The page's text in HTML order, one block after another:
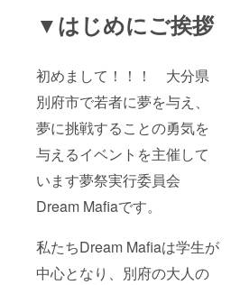
▼はじめにご挨拶
初めまして！！！ 大分県
別府市で若者に夢を与え、
夢に挑戦することの勇気を
与えるイベントを主催して
います夢祭実行委員会
Dream Mafiaです。
私たちDream Mafiaは学生が
中心となり、別府の大人の